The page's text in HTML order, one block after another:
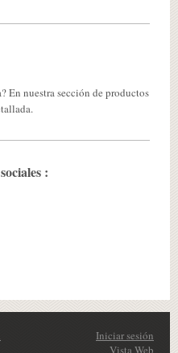
En nuestra sección de productos
:
Iniciar sesión
Vista Web